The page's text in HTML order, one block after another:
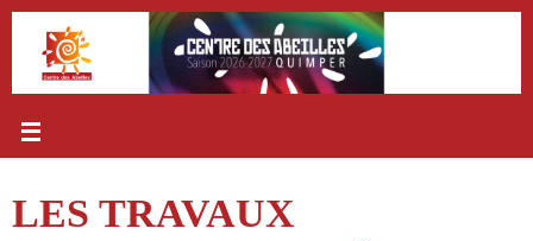
Passer
contenu
LES TRAVAUX